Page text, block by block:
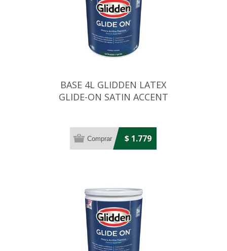
BASE 4L GLIDDEN LATEX
GLIDE-ON SATIN ACCENT
$ 1.779